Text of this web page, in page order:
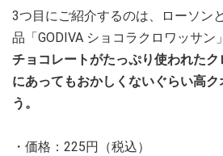
3つ目にご紹介するのは、ローソン
品「GODIVA ショコラクロワッサン
チョコレートがたっぷり使われた
にあってもおかしくないぐらい高
う。
・価格：225円（税込）